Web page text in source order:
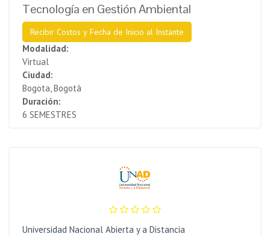
Tecnología en Gestión Ambiental
Recibir Costos y Fecha de Inicio al Instante
Modalidad:
Virtual
Ciudad:
Bogota, Bogotá
Duración:
6 SEMESTRES
Universidad Nacional Abierta y a Distancia